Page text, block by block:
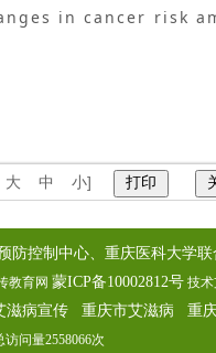
in cancer risk
大 中 小]
防控制中心、重庆医科大学
教育网 蒙ICP备10002812号技术
滋病宣传 重庆市艾滋病 重
访问量2558066次